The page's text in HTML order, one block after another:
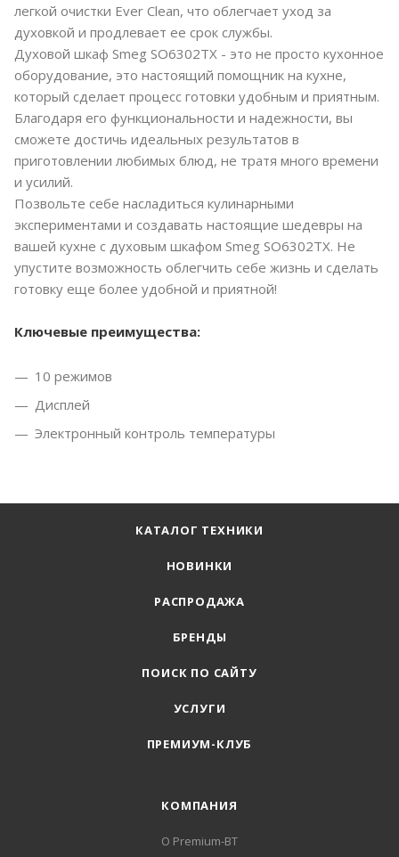
легкой очистки Ever Clean, что облегчает уход за
духовкой и продлевает ее срок службы.
Духовой шкаф Smeg SO6302TX - это не просто кухонное
оборудование, это настоящий помощник на кухне,
который сделает процесс готовки удобным и приятным.
Благодаря его функциональности и надежности, вы
сможете достичь идеальных результатов в
приготовлении любимых блюд, не тратя много времени
и усилий.
Позвольте себе насладиться кулинарными
экспериментами и создавать настоящие шедевры на
вашей кухне с духовым шкафом Smeg SO6302TX. Не
упустите возможность облегчить себе жизнь и сделать
готовку еще более удобной и приятной!
Ключевые преимущества:
10 режимов
Дисплей
Электронный контроль температуры
КАТАЛОГ ТЕХНИКИ
НОВИНКИ
РАСПРОДАЖА
БРЕНДЫ
ПОИСК ПО САЙТУ
УСЛУГИ
ПРЕМИУМ-КЛУБ
КОМПАНИЯ
О Premium-BT